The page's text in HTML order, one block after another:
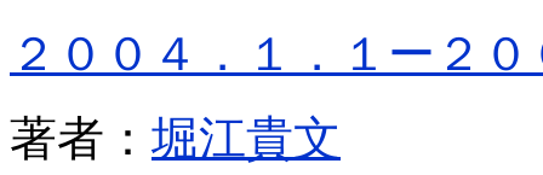
２００４．１．１ー２
著者： 堀江貴文